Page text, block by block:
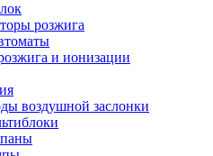
розжига
и ионизации
воздушной заслонки